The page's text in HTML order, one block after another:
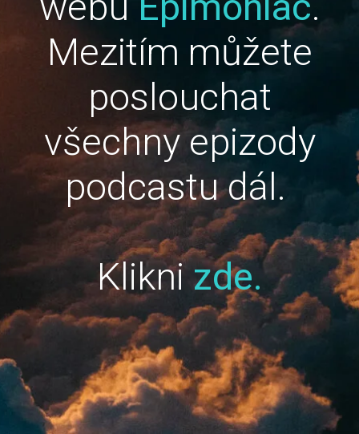
Mezitím můžete
poslouchat
všechny epizody
podcastu dál.
Kliknizde.